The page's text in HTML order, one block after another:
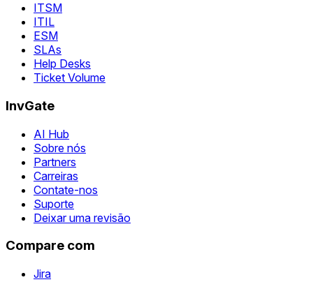
ITSM
ITIL
ESM
SLAs
Help Desks
Ticket Volume
InvGate
AI Hub
Sobre nós
Partners
Carreiras
Contate-nos
Suporte
Deixar uma revisão
Compare com
Jira